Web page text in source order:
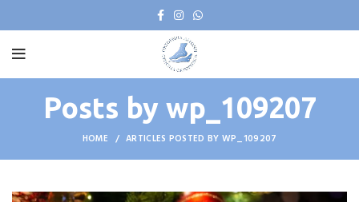
Posts by wp_109207
HOME ARTICLES POSTED BY WP_109207